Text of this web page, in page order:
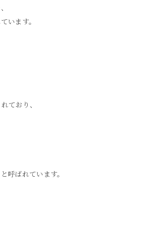
います。
ており、
呼ばれています。